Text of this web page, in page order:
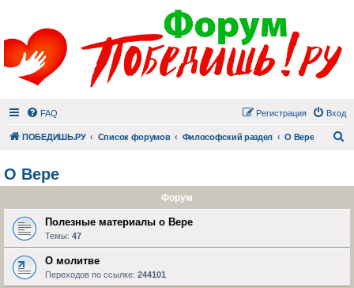
FAQ Вход
Регистрация
ПОБЕДИШЬ.РУ Список форумов Философский раздел О Вере
О Вере
Форум
Полезные материалы о Вере
Темы: 47
О молитве
Переходов по ссылке: 244101